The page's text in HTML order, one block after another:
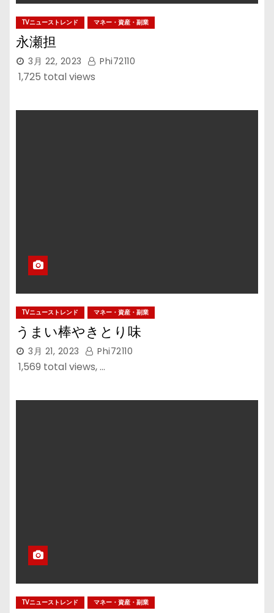
TVニューストレンド マネー・資産・副業
永瀬担
3月 22, 2023 Phi72110
1,725 total views
TVニューストレンド マネー・資産・副業
うまい棒やきとり味
3月 21, 2023 Phi72110
1,569 total views, …
TVニューストレンド マネー・資産・副業